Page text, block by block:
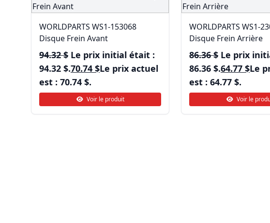
WORLDPARTS WS1-153068
Disque Frein Avant
94.32$ Le prix initial était :
94.32 $.70.74 $Le prix actuel
est : 70.74 $.
Voir le produit
WORLDPARTS WS1-
Disque Frein Arrière
86.36$ Le prix
86.36 $.64.77 $Le
est : 64.77 $.
Voir le